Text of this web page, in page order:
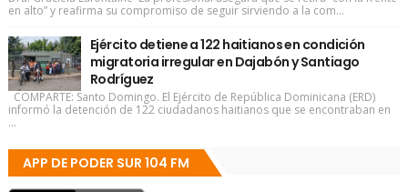
en alto” y reafirma su compromiso de seguir sirviendo a la com...
Ejército detiene a 122 haitianos en condición
migratoria irregular en Dajabón y Santiago
Rodríguez
COMPARTE: Santo Domingo. El Ejército de República Dominicana (ERD)
informó la detención de 122 ciudadanos haitianos que se encontraban en
...
APP DE PODER SUR 104 FM